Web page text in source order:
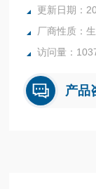
更新日期：
厂商性质：
访问量：
产品